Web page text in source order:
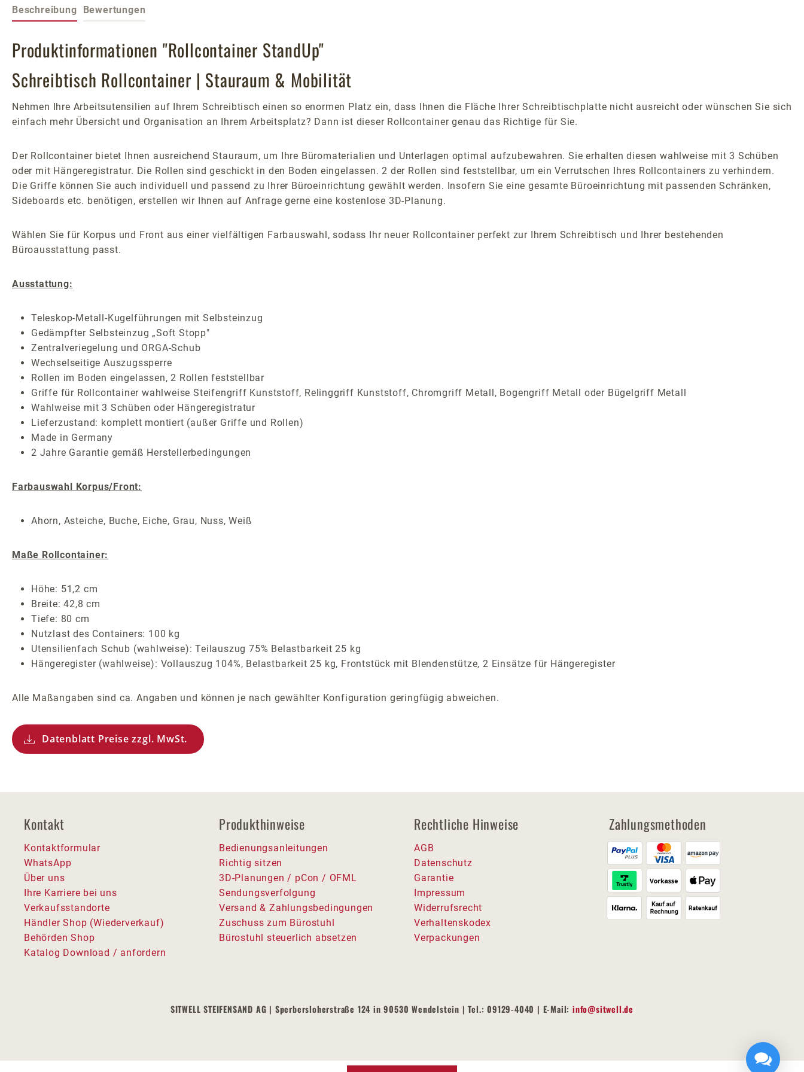
Beschreibung Bewertungen
Produktinformationen "Rollcontainer StandUp"
Schreibtisch Rollcontainer | Stauraum & Mobilität
Nehmen Ihre Arbeitsutensilien auf Ihrem Schreibtisch einen so enormen Platz ein, dass Ihnen die Fläche Ihrer Schreibtischplatte nicht ausreicht oder wünschen Sie sich
einfach mehr Übersicht und Organisation an Ihrem Arbeitsplatz? Dann ist dieser Rollcontainer genau das Richtige für Sie.
Der Rollcontainer bietet Ihnen ausreichend Stauraum, um Ihre Büromaterialien und Unterlagen optimal aufzubewahren. Sie erhalten diesen wahlweise mit 3 Schüben
oder mit Hängeregistratur. Die Rollen sind geschickt in den Boden eingelassen. 2 der Rollen sind feststellbar, um ein Verrutschen Ihres Rollcontainers zu verhindern.
Die Griffe können Sie auch individuell und passend zu Ihrer Büroeinrichtung gewählt werden. Insofern Sie eine gesamte Büroeinrichtung mit passenden Schränken,
Sideboards etc. benötigen, erstellen wir Ihnen auf Anfrage gerne eine kostenlose 3D-Planung.
Wählen Sie für Korpus und Front aus einer vielfältigen Farbauswahl, sodass Ihr neuer Rollcontainer perfekt zur Ihrem Schreibtisch und Ihrer bestehenden
Büroausstattung passt.
Ausstattung:
Teleskop-Metall-Kugelführungen mit Selbsteinzug
Gedämpfter Selbsteinzug „Soft Stopp"
Zentralveriegelung und ORGA-Schub
Wechselseitige Auszugssperre
Rollen im Boden eingelassen, 2 Rollen feststellbar
Griffe für Rollcontainer wahlweise Steifengriff Kunststoff, Relinggriff Kunststoff, Chromgriff Metall, Bogengriff Metall oder Bügelgriff Metall
Wahlweise mit 3 Schüben oder Hängeregistratur
Lieferzustand: komplett montiert (außer Griffe und Rollen)
Made in Germany
2 Jahre Garantie gemäß Herstellerbedingungen
Farbauswahl Korpus/Front:
Ahorn, Asteiche, Buche, Eiche, Grau, Nuss, Weiß
Maße Rollcontainer:
Höhe: 51,2 cm
Breite: 42,8 cm
Tiefe: 80 cm
Nutzlast des Containers: 100 kg
Utensilienfach Schub (wahlweise): Teilauszug 75% Belastbarkeit 25 kg
Hängeregister (wahlweise): Vollauszug 104%, Belastbarkeit 25 kg, Frontstück mit Blendenstütze, 2 Einsätze für Hängeregister
Alle Maßangaben sind ca. Angaben und können je nach gewählter Konfiguration geringfügig abweichen.
Datenblatt Preise zzgl. MwSt.
Kontakt
Kontaktformular
WhatsApp
Über uns
Ihre Karriere bei uns
Verkaufsstandorte
Händler Shop (Wiederverkauf)
Behörden Shop
Katalog Download / anfordern
Produkthinweise
Bedienungsanleitungen
Richtig sitzen
3D-Planungen / pCon / OFML
Sendungsverfolgung
Versand & Zahlungsbedingungen
Zuschuss zum Bürostuhl
Bürostuhl steuerlich absetzen
Rechtliche Hinweise
AGB
Datenschutz
Garantie
Impressum
Widerrufsrecht
Verhaltenskodex
Verpackungen
Zahlungsmethoden
SITWELL STEIFENSAND AG | Sperbersloherstraße 124 in 90530 Wendelstein | Tel.: 09129-4040 | E-Mail:info@sitwell.de